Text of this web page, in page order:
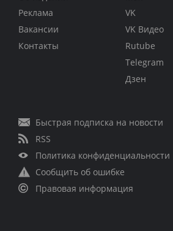
Реклама
Вакансии
Контакты
VK
VK Видео
Rutube
Telegram
Дзен
Быстрая подписка на новости
RSS
Политика конфиденциальности
Сообщить об ошибке
Правовая информация